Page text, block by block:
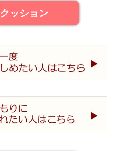
ッション